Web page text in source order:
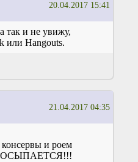
20.04.2017 15:41
так и не увижу,
или Hangouts.
21.04.2017 04:35
и роем